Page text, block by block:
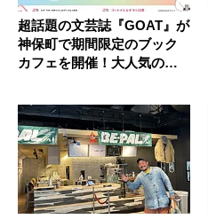
超話題の文芸誌『GOAT』が
神保町で期間限定のブック
カフェを開催！大人気のゴ